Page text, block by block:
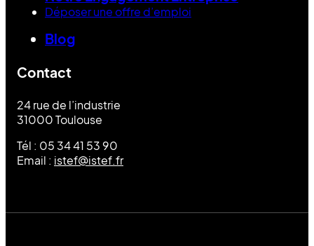
Déposer une offre d’emploi
Blog
Contact
24 rue de l’industrie
31000 Toulouse
Tél : 05 34 41 53 90
Email : istef@istef.fr